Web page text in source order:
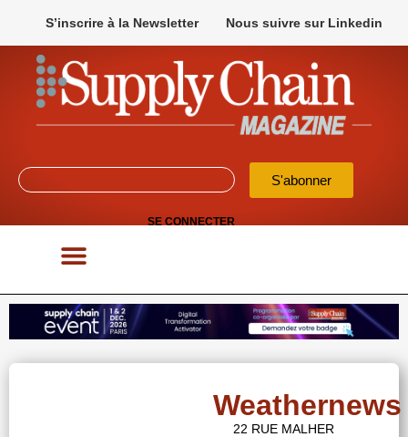
S’inscrire à la Newsletter Nous suivre sur Linkedin
S'abonner
SE CONNECTER
Weathernews
22 RUE MALHER